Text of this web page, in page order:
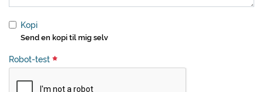
Kopi
Send en kopi til mig selv
Robot-test